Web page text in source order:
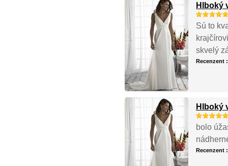
Hlboký
Sú to
skvelý
Recenzent
Hlboký
bolo
Recenzent